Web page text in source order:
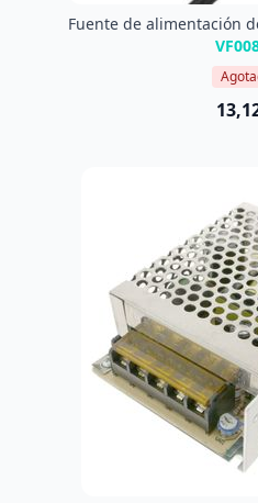
Fuente de alimentación